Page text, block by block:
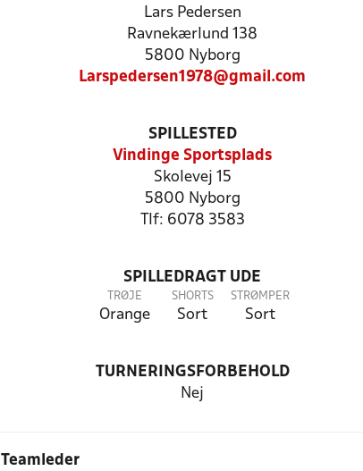
Lars Pedersen
Ravnekærlund 138
5800 Nyborg
Larspedersen1978@gmail.com
SPILLESTED
Vindinge Sportsplads
Skolevej 15
5800 Nyborg
Tlf: 6078 3583
SPILLEDRAGT UDE
TRØJE
Orange
SHORTS
Sort
STRØMPER
Sort
TURNERINGSFORBEHOLD
Nej
Teamleder